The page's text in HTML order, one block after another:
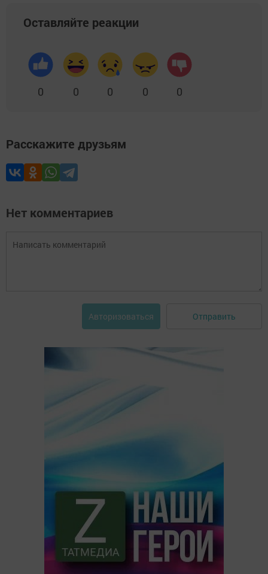
Оставляйте реакции
0 0 0 0 0
Расскажите друзьям
Нет комментариев
Авторизоваться Отправить